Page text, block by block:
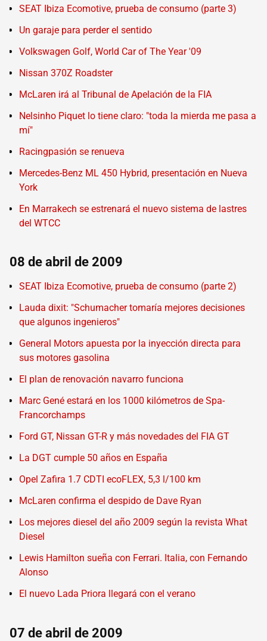
SEAT Ibiza Ecomotive, prueba de consumo (parte 3)
Un garaje para perder el sentido
Volkswagen Golf, World Car of The Year '09
Nissan 370Z Roadster
McLaren irá al Tribunal de Apelación de la FIA
Nelsinho Piquet lo tiene claro: "toda la mierda me pasa a
mí"
Racingpasión se renueva
Mercedes-Benz ML 450 Hybrid, presentación en Nueva
York
En Marrakech se estrenará el nuevo sistema de lastres
del WTCC
08 de abril de 2009
SEAT Ibiza Ecomotive, prueba de consumo (parte 2)
Lauda dixit: "Schumacher tomaría mejores decisiones
que algunos ingenieros"
General Motors apuesta por la inyección directa para
sus motores gasolina
El plan de renovación navarro funciona
Marc Gené estará en los 1000 kilómetros de Spa-
Francorchamps
Ford GT, Nissan GT-R y más novedades del FIA GT
La DGT cumple 50 años en España
Opel Zafira 1.7 CDTI ecoFLEX, 5,3 l/100 km
McLaren confirma el despido de Dave Ryan
Los mejores diesel del año 2009 según la revista What
Diesel
Lewis Hamilton sueña con Ferrari. Italia, con Fernando
Alonso
El nuevo Lada Priora llegará con el verano
07 de abril de 2009